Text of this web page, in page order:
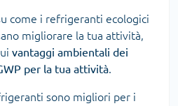
come i refrigeranti ecologici
migliorare la tua attività,
vantaggi ambientali dei
per la tua attività
sono migliori per i